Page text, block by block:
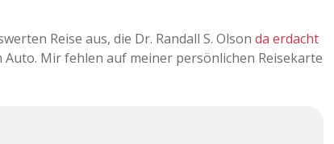
Reise aus, die Dr. Randall S. Olson da erdacht
Auto. Mir fehlen auf meiner persönlichen Reisekarte